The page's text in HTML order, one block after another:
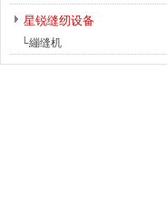
星锐缝纫设备
└繃缝机